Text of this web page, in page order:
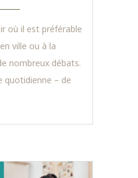
où il est préférable
ville ou à la
nombreux débats.
quotidienne – de